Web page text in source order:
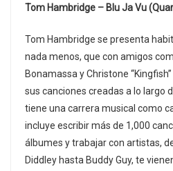
Tom Hambridge – Blu Ja Vu
Tom Hambridge se presenta
nada menos, que con amigos
Bonamassa y Christone
sus canciones creadas a lo largo
tiene una carrera musical como
incluye escribir más de 1,000
álbumes y trabajar con artistas,
Diddley hasta Buddy Guy, te